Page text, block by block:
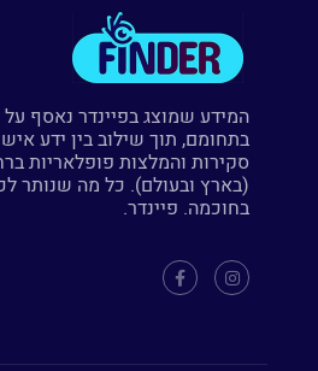
המידע שמוצג בפיינדר נאסף על
בתחומם, תוך שילוב בין ידע
סקירות והמלצות פופלאריות
(בארץ ובעולם). כל מה שנותר
בחוכמה. פיינדר.